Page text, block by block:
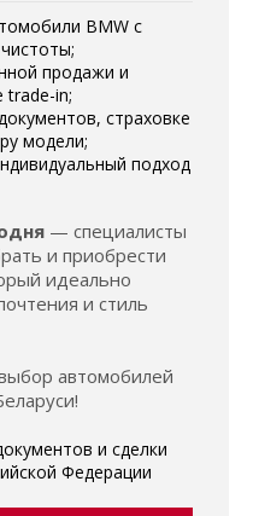
BMW с
продажи и
trade-in;
страховке
модели;
подход
— специалисты
и приобрести
идеально
и стиль
автомобилей
и сделки
Федерации